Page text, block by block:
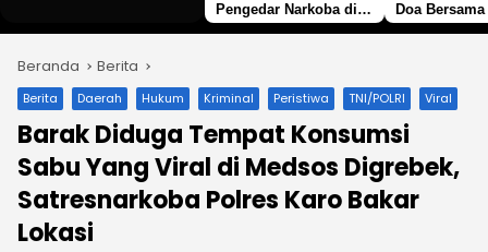
Pengedar Narkoba di
Doa Bersama
Beranda Berita
Berita Daerah Hukum Kriminal Peristiwa TNI/POLRI Viral
Barak Diduga Tempat Konsumsi
Sabu Yang Viral di Medsos Digrebek,
Satresnarkoba Polres Karo Bakar
Lokasi